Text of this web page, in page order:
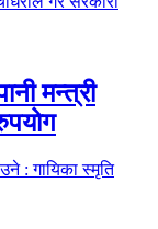
मन्त्री